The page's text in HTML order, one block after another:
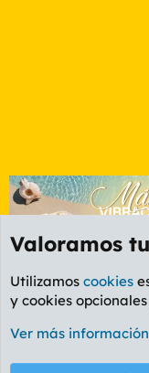
Foro General
Cookies
PL
Valoramos
Utilizamos cookies
y cookies
Ver más